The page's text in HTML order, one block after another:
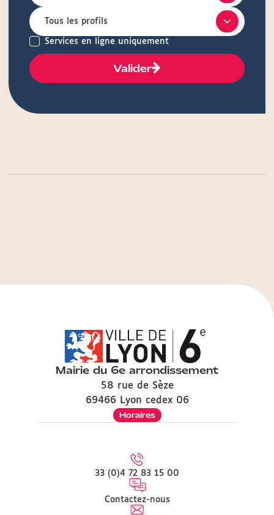
Services en ligne uniquement
Valider
Mairie du 6e arrondissement
58 rue de Sèze
69466 Lyon cedex 06
Horaires
33 (0)4 72 83 15 00
Contactez-nous